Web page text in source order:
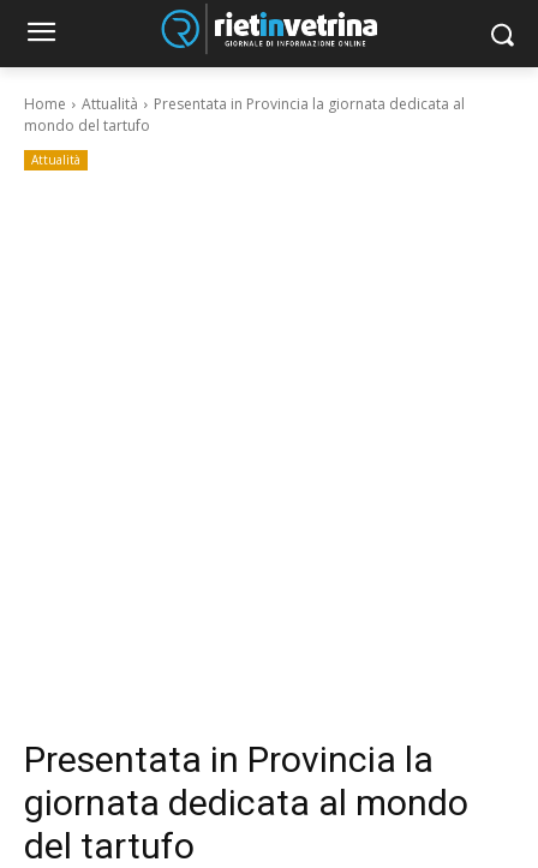
Home Attualità
Presentata in Provincia la giornata dedicata al
mondo del tartufo
Attualità
Presentata in Provincia la
giornata dedicata al mondo
del tartufo